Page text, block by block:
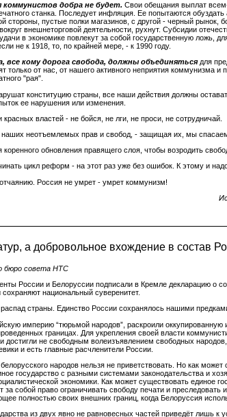
добра не будет. Свои обещания выплат всем-
станка. Последует инфляция. Ее попытаются
стороны, пустые полки магазинов, с другой - черный рынок,
внешнеторговой деятельности, рухнут. Субсидии
в экономике повлекут за собой государственную ложь,
не к 1918, то, по крайней мере, - к 1990 году.
все кому дорога свобода, должны объединятьсядля
только от нас, от нашего активного неприятия коммунизма и
"рая".
конституцию страны, все наши действия должны
ее нарушения или изменения.
властей - не бойся, не лги, не проси, не сотрудничай.
неотъемлемых прав и свобод, - защищая их, мы спасаем
обновления правящего слоя, чтобы возродить
цикл реформ - на этот раз уже без ошибок. К этому и надо
Россия не умрет - умрет коммунизм!
а добровольное вхождение в состав
бюро совета НТС
России и Белоруссии подписали в Кремле декларацию о
сохраняют национальный суверенитет.
страны. Единство России сохранялось нашими
империю “тюрьмой народов”, раскроили оккупированную
границах. Для укрепления своей власти
достигли не свободным волеизъявлением свободных
и есть главные расчленители России.
народов нельзя не приветствовать. Но как
государство с разными системами законодательства и
экономики. Как может существовать единое
за собой право ограничивать свободу печати и
полностью своих внешних границ, когда Белоруссия
из двух явно не равновесных частей приведёт лишь